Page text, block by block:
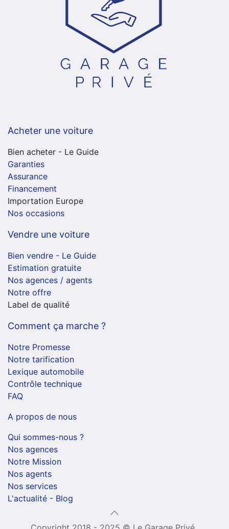
Acheter une voiture
Bien acheter - Le Guide
Garanties
Assurance
Financement
Importation Europe
Nos occasions
Vendre une voiture
Bien vendre - Le Guide
Estimation gratuite
Nos agences / agents
Notre offre
Label de qualité
Comment ça marche ?
Notre Promesse
Notre tarification
Lexique automobile
Contrôle technique
FAQ
A propos de nous
Qui sommes-nous ?
Nos agences
Notre Mission
Nos agents
Nos services
L'actualité - Blog